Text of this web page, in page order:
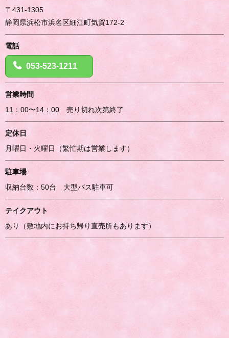
〒431-1305
静岡県浜松市浜名区細江町気賀172-2
電話
053-523-1211
営業時間
11：00〜14：00 売り切れ次第終了
定休日
月曜日・火曜日（繁忙期は営業します）
駐車場
収納台数：50台 大型バス駐車可
テイクアウト
あり（敷地内にお持ち帰り直売所もあります）